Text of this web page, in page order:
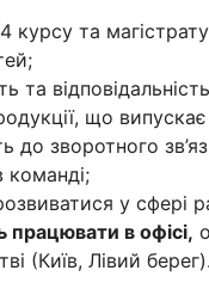
курсу та
та
що
до зворотного
команді;
у сфері
працювати в офісі,
(Київ, Лівий